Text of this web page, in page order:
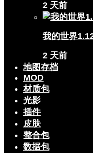
2 天前
我的世界
2 天前
地图存档
MOD
材质包
光影
插件
皮肤
整合包
数据包